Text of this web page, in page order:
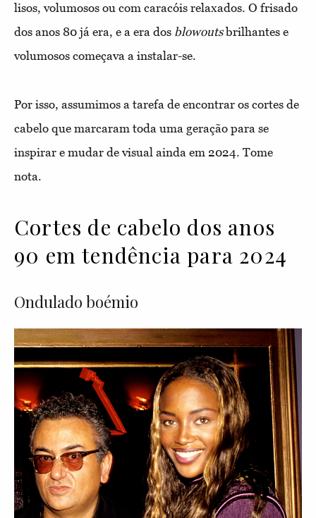
lisos, volumosos ou com caracóis relaxados. O frisado
dos anos 80 já era, e a era dos blowoutsbrilhantes e
volumosos começava a instalar-se.
Por isso, assumimos a tarefa de encontrar os cortes de
cabelo que marcaram toda uma geração para se
inspirar e mudar de visual ainda em 2024. Tome
nota.
Cortes de cabelo dos anos
90 em tendência para 2024
Ondulado boémio